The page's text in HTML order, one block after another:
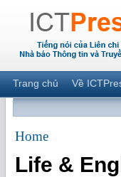
Trang chủ Về
Home
Life &